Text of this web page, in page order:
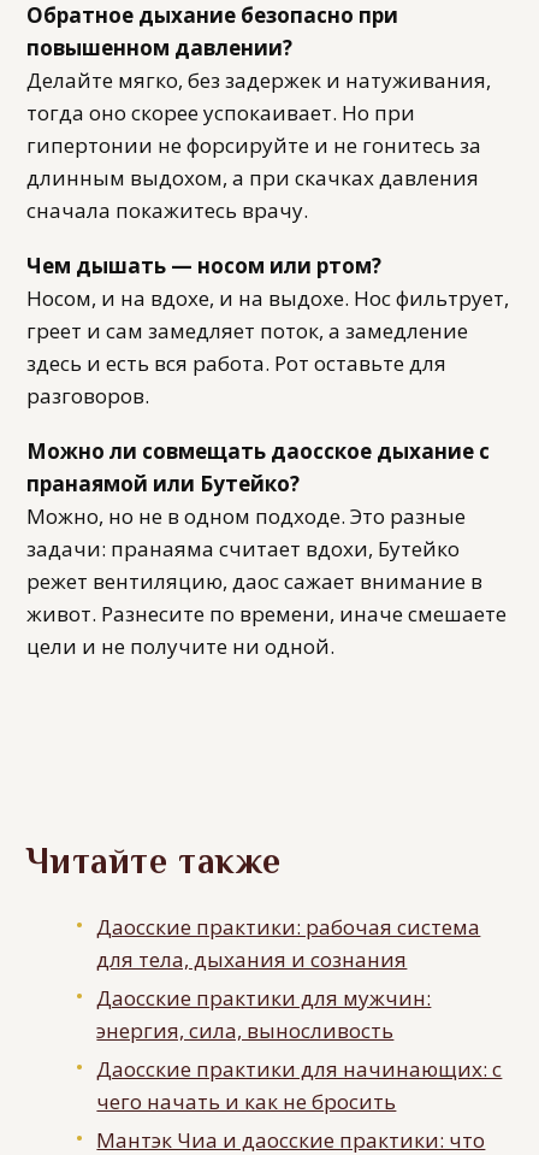
Обратное дыхание безопасно при
повышенном давлении?
Делайте мягко, без задержек и натуживания,
тогда оно скорее успокаивает. Но при
гипертонии не форсируйте и не гонитесь за
длинным выдохом, а при скачках давления
сначала покажитесь врачу.
Чем дышать — носом или ртом?
Носом, и на вдохе, и на выдохе. Нос фильтрует,
греет и сам замедляет поток, а замедление
здесь и есть вся работа. Рот оставьте для
разговоров.
Можно ли совмещать даосское дыхание с
пранаямой или Бутейко?
Можно, но не в одном подходе. Это разные
задачи: пранаяма считает вдохи, Бутейко
режет вентиляцию, даос сажает внимание в
живот. Разнесите по времени, иначе смешаете
цели и не получите ни одной.
Читайте также
Даосские практики: рабочая система
для тела, дыхания и сознания
Даосские практики для мужчин:
энергия, сила, выносливость
Даосские практики для начинающих: с
чего начать и как не бросить
Мантэк Чиа и даосские практики: что